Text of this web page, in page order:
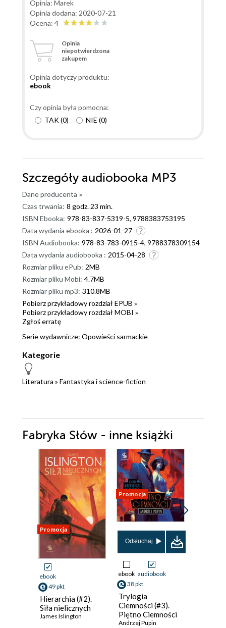
Opinia: Marek
Opinia dodana: 2020-07-21
Ocena: 4
Opinia
niepotwierdzona
zakupem
Opinia dotyczy produktu:
ebook
Czy opinia była pomocna:
TAK(0) NIE (0)
Szczegóły audiobooka MP3
Dane producenta »
Czas trwania: 8 godz. 23 min.
ISBN Ebooka: 978-83-837-5319-5, 9788383753195
Data wydania ebooka : 2026-01-27
ISBN Audiobooka: 978-83-783-0915-4, 9788378309154
Data wydania audiobooka : 2015-04-28
Rozmiar pliku ePub: 2MB
Rozmiar pliku Mobi: 4.7MB
Rozmiar pliku mp3: 310.8MB
Pobierz przykładowy rozdział EPUB »
Pobierz przykładowy rozdział MOBI »
Zgłoś erratę
Serie wydawnicze: Opowieści sarmackie
Kategorie
Literatura » Fantastyka i science-fiction
Fabryka Słów - inne książki
Promocja
ebook
49 pkt
Hierarchia (#2).
Siła nielicznych
James Islington
Promocja
Odsłuchaj
ebook audiobook
38 pkt
Trylogia
Ciemności (#3).
Piętno Ciemności
Andrzej Pupin